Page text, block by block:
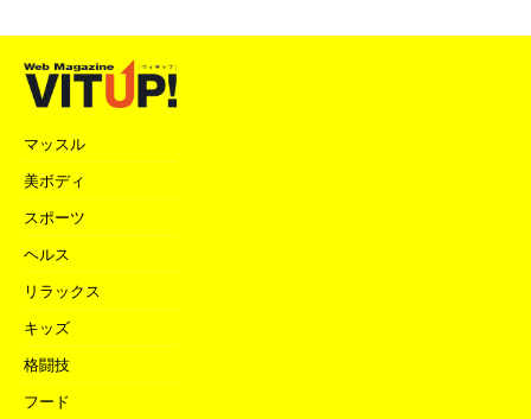
マッスル
美ボディ
スポーツ
ヘルス
リラックス
キッズ
格闘技
フード